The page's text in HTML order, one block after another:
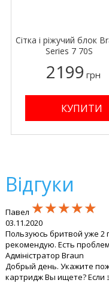
Сітка і ріжучий блок
Series 7 70S
2199 грн
Відгуки
Павел ★★★★★
★★★★★
★★★★★
03.11.2020
Пользуюсь бритвой уже 2
рекомендую. Есть
Адміністратор Braun
Добрый день. Укажите
картридж Вы ищете? Если